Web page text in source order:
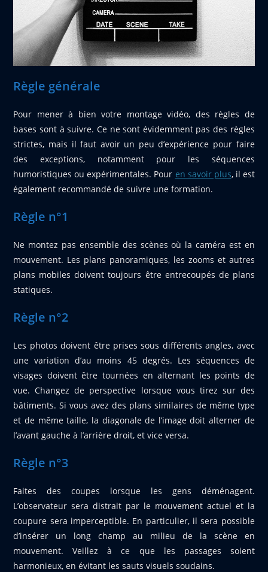
Règle générale
Pour mener à bien votre montage vidéo, des règles de
bases sont à suivre. Ce ne sont évidemment pas des règles
strictes, mais il faut avoir un peu d’expérience pour faire
des exceptions, notamment pour les séquences
humoristiques ou expérimentales. Pour en savoir plus, il est
également recommandé de suivre une formation.
Règle n°1
Ne montez pas ensemble des scènes où la caméra est en
mouvement. Les plans panoramiques, les zooms et autres
plans mobiles doivent toujours être entrecoupés de plans
statiques.
Règle n°2
Les photos doivent être prises sous différents angles, avec
une variation d’au moins 45 degrés. Les séquences de
visages doivent être tournées en alternant les points de
vue.Changez de perspective lorsque vous tirez sur des
bâtiments. Si vous avez des plans similaires de même type
et de même taille, la diagonale de l’image doit alterner de
l’avant gauche à l’arrière droit, et vice versa.
Règle n°3
Faites des coupes lorsque les gens déménagent.
L’observateur sera distrait par le mouvement actuel et la
coupure sera imperceptible. En particulier, il sera possible
d’insérer un long champ au milieu de la scène en
mouvement. Veillez à ce que les passages soient
harmonieux, en évitant les sauts visuels soudains.